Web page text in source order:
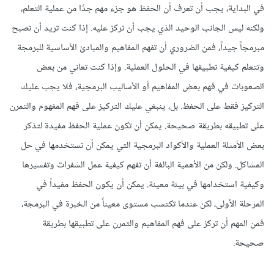
في البداية، يجب أن تعرف أن الحفظ هو جزء مهم جدًا من عملية التعلم،
ولكنه ليس الجانب الوحيد الذي يجب أن تركز عليه. إذا كنت تريد أن تصبح
مبرمجاً جيداً، فمن الضروري أن تفهم المفاهيم والمبادئ الأساسية للبرمجة
وتتعلم كيفية تطبيقها في الحلول العملية. وإذا كنت تعاني من بعض
الصعوبات في فهم بعض المفاهيم أو الأساليب البرمجية، فلا يجب عليك
التركيز فقط على الحفظ. بل، ينبغي عليك التركيز على فهم المفهوم والتمرن
على تطبيقه بطريقة صحيحة. يمكن أن تكون عملية الحفظ مفيدة لتذكر
بعض الأمثلة العملية والأكواد البرمجية التي يمكن أن تستخدمها في حل
المشاكل. ولكن من الأهمية البالغة أن تفهم كيفية عمل الشفرات وتفسيرها
وكيفية استخدامها في بيئة معينة. يمكن أن يكون الحفظ مفيداً في
المرحلة الأولى، لكن عندما تكتسب مستوى معيناً من الخبرة في البرمجة،
فمن المهم أن تركز على فهم المفاهيم والتمرن على تطبيقها بطريقة
صحيحة.